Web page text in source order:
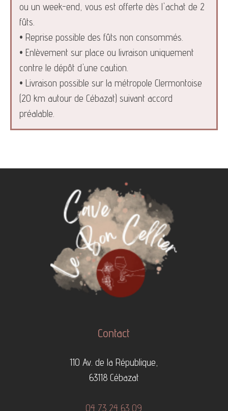
ou un week-end, vous est offerte dès l'achat de 2
fûts.
• Reprise possible des fûts non consommés.
• Enlèvement sur place ou livraison uniquement
contre le dépôt d'une caution.
• Livraison possible sur la métropole Clermontoise
(20 km autour de Cébazat) suivant accord
préalable.
Contact
110 Av. de la République,
63118 Cébazat
04 73 24 63 09